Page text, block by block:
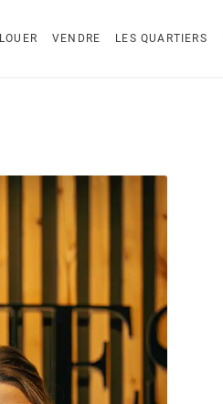
LOUER VENDRE LES QUARTIERS